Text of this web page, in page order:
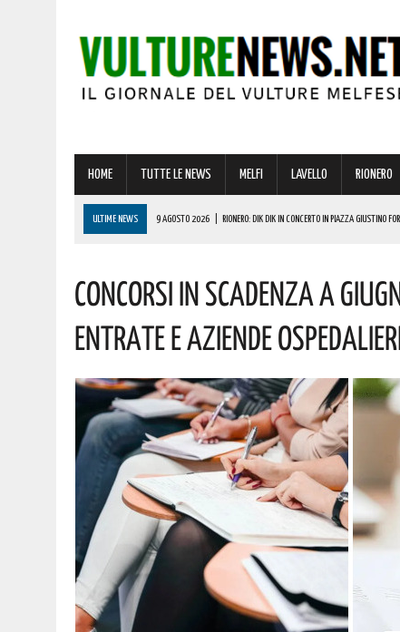
HOME TUTTE LE NEWS MELFI LAVELLO RIONERO
ULTIME NEWS 9 AGOSTO 2026 RIONERO: DIK DIK IN CONCERTO IN PIAZZA GIUSTINO
9 AGOSTO 2026 | CARO CARBURANTE, TRA LE REGIONI ITALIANE IN BASILICATA SI
9 AGOSTO 2026 TRUFFE E BRUTTE SORPRESE IN VACANZA: ATTENZIONE A PREZZI
Concorsi In Scadenza A
Entrate E Aziende